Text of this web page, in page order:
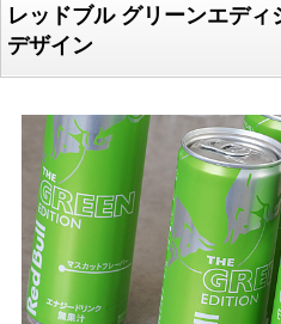
レッドブル グリーンエデ
デザイン